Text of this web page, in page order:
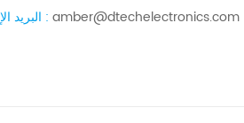
البريد الإلكتروني : amber@dtechelectronics.com